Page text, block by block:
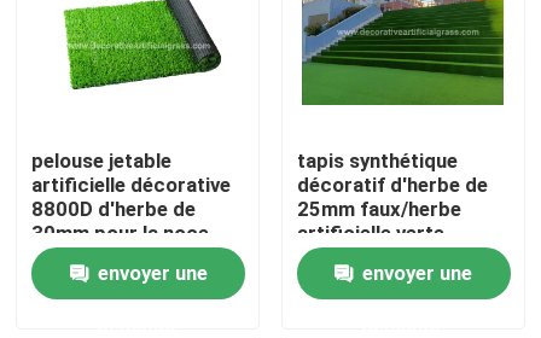
Maison
Des produits
À propos de nous
pelouse jetable
artificielle décorative
8800D d'herbe de
30mm pour la noce
envoyer une
tapis synthétique
décoratif d'herbe de
25mm faux/herbe
artificielle verte
d'escalier 60*120cm
envoyer une